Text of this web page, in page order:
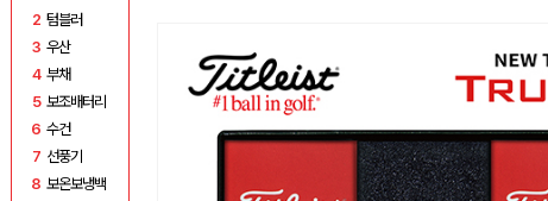
2 텀블러
3 우산
4 부채
5 보조배터리
6 수건
7 선풍기
8 보온보냉백